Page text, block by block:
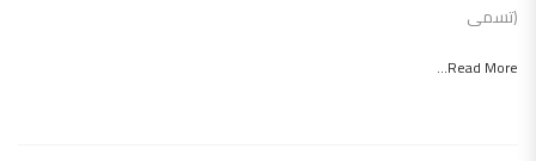
(تسمى
Read More...